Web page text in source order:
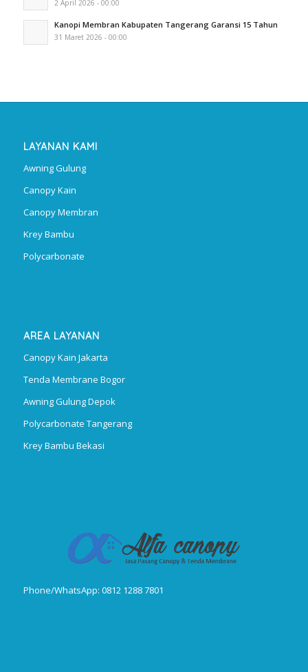
2 April 2026 - 00:00
Kanopi Membran Kabupaten Tangerang Garansi 15 Tahun
31 Maret 2026 - 00:00
LAYANAN KAMI
Awning Gulung
Canopy Kain
Canopy Membran
Krey Bambu
Polycarbonate
AREA LAYANAN
Canopy Kain Jakarta
Tenda Membrane Bogor
Awning Gulung Depok
Polycarbonate Tangerang
Krey Bambu Bekasi
Phone/WhatsApp: 0812 1288 7801